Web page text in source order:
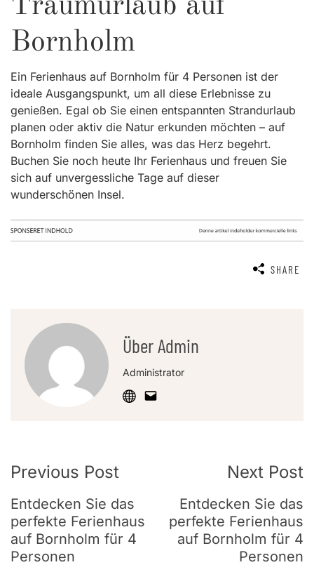
Traumurlaub auf
Bornholm
Ein Ferienhaus auf Bornholm für 4 Personen ist der
ideale Ausgangspunkt, um all diese Erlebnisse zu
genießen. Egal ob Sie einen entspannten Strandurlaub
planen oder aktiv die Natur erkunden möchten – auf
Bornholm finden Sie alles, was das Herz begehrt.
Buchen Sie noch heute Ihr Ferienhaus und freuen Sie
sich auf unvergessliche Tage auf dieser
wunderschönen Insel.
SHARE
Über Admin
Administrator
Post
Navigation
Previous Post
Entdecken Sie das
perfekte Ferienhaus
auf Bornholm für 4
Personen
Next Post
Entdecken Sie das
perfekte Ferienhaus
auf Bornholm für 4
Personen